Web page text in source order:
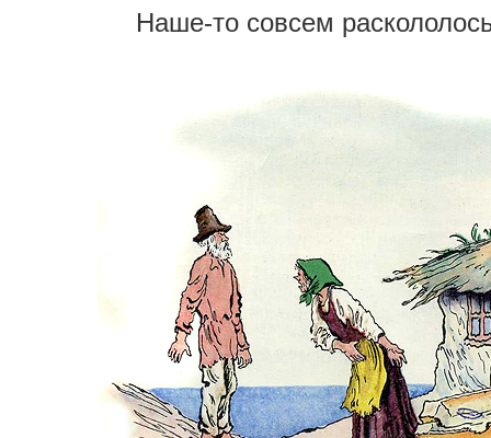
Наше-то совсем